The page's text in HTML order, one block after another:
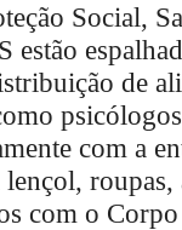
Social,
estão
de
psicólogos
com a
roupas,
com o